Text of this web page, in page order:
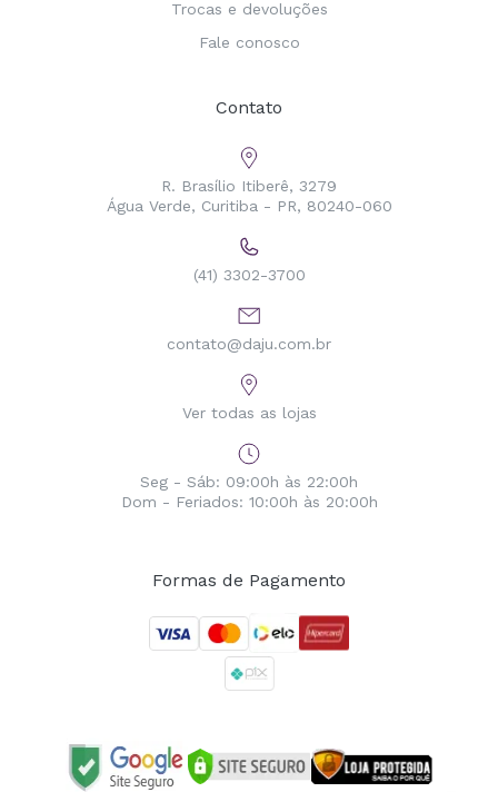
Trocas e devoluções
Fale conosco
Contato
R. Brasílio Itiberê, 3279
Água Verde, Curitiba - PR, 80240-060
(41) 3302-3700
contato@daju.com.br
Ver todas as lojas
Seg - Sáb: 09:00h às 22:00h
Dom - Feriados: 10:00h às 20:00h
Formas de Pagamento